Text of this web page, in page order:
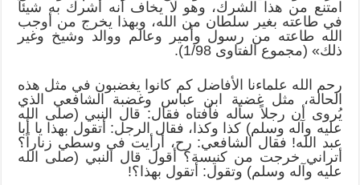
امتنع من هذا الشرك، وهو لا يخاف أنه أشرك به شيئاً
في طاعته بغير سلطان من الله، وبهذا يخرج من أوجب
الله طاعته من رسول وأمير وعالم ووالد وشيخ وغير
ذلك» (مجموع الفتاوى 1/98).
رحم الله علماءنا الأفاضل كم كانوا يغضبون في مثل هذه
الحالة، مثل غضبة ابن عباس وغضبة الشافعي الذي
يُروى أن رجلاً سأله فأفتاه فقال: قال النبي (صلى الله
عليه وآله وسلم) كذا وكذا، فقال الرجل: أتقول بهذا يا أبا
عبد الله! فقال الشافعي: رح، أرأيت في وسطي زناراً؟
أتراني خرجت من كنيسة؟ أقول قال النبي (صلى الله
عليه وآله وسلم) وتقول: أتقول بهذا؟!